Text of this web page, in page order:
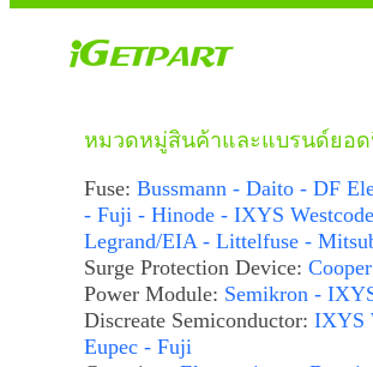
หมวดหมู่สินค้าและแบรนด์ยอ
Fuse: Bussmann - Daito - DF
- Fuji - Hinode - IXYS
Legrand/EIA - Littelfuse -
Surge Protection Device:
Power Module: Semikron -
Discreate Semiconductor: IXYS
Eupec - Fuji